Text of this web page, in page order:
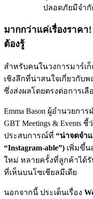
ปลอดภัยมีจำกั
มากกว่าแค่เรื่องราคา!
ต้องรู้
สำหรับคนในวงการมาร์เ
เชิงลึกที่น่าสนใจเกี่ยวกับ
ซึ่งส่งผลโดยตรงต่อการเ
Emma Bason ผู้อำนวยการ
GBT Meetings & Events
ประสบการณ์ที่ “น่าจดจำ
“Instagram-able”) เพิ่มขึ้น
ใหม่ หลายครั้งที่ลูกค้าได้
ที่เห็นบนโซเชียลมีเดีย
นอกจากนี้ ประเด็นเรื่อง